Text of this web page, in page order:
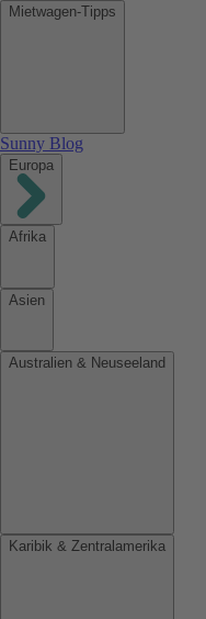
Mietwagen-Tipps
Sunny Blog
Europa
Afrika
Asien
Australien & Neuseeland
Karibik & Zentralamerika